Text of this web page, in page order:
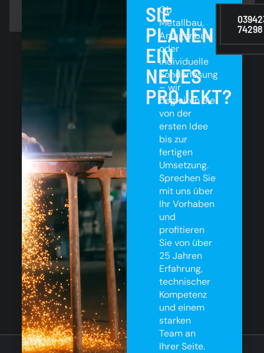
SIE
PLANEN
EIN
NEUES
PROJEKT?
Ob
Metallbau,
Anlagenbau
oder
individuelle
Sonderlösung
– wir
begleiten Sie
von der
ersten Idee
bis zur
fertigen
Umsetzung.
Sprechen Sie
mit uns über
Ihr Vorhaben
und
profitieren
Sie von über
25 Jahren
Erfahrung,
technischer
Kompetenz
und einem
starken
Team an
Ihrer Seite.
INFO
@
74298